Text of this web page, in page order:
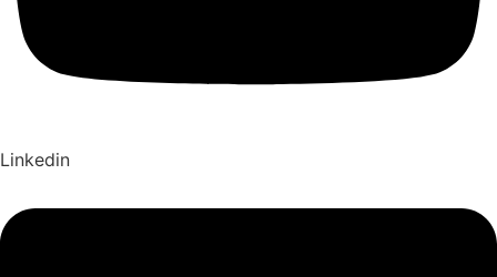
Linkedin